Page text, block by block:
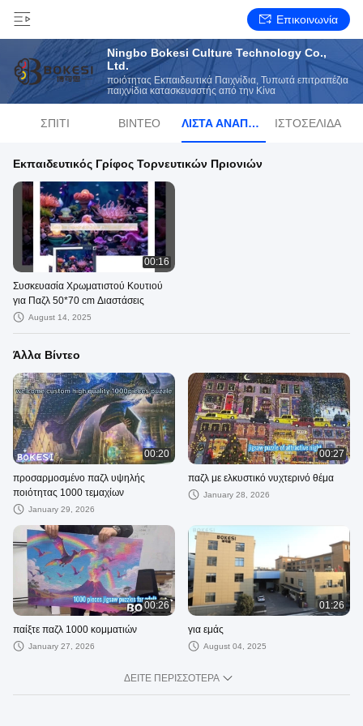
Επικοινωνία
Ningbo Bokesi Culture Technology Co.,
Ltd.
ποιότητας Εκπαιδευτικά Παιχνίδια, Τυπωτά επιτραπέζια
παιχνίδια κατασκευαστής από την Κίνα
ΣΠΊΤΙ ΒΊΝΤΕΟ ΛΊΣΤΑ ΑΝΑΠΑΡΑΓΩΓΉΣ ΙΣΤΟΣΕΛΊΔΑ
Εκπαιδευτικός Γρίφος Τορνευτικών Πριονιών
00:16
Συσκευασία Χρωματιστού Κουτιού
για Παζλ 50*70 cm Διαστάσεις
August 14, 2025
Άλλα Βίντεο
00:20
προσαρμοσμένο παζλ υψηλής
ποιότητας 1000 τεμαχίων
January 29, 2026
00:27
παζλ με ελκυστικό νυχτερινό θέμα
January 28, 2026
00:26
παίξτε παζλ 1000 κομματιών
January 27, 2026
01:26
για εμάς
August 04, 2025
ΔΕΊΤΕ ΠΕΡΙΣΣΌΤΕΡΑ